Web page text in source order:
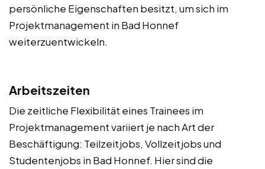
persönliche Eigenschaften besitzt, um sich im
Projektmanagement in Bad Honnef
weiterzuentwickeln.
Arbeitszeiten
Die zeitliche Flexibilität eines Trainees im
Projektmanagement variiert je nach Art der
Beschäftigung: Teilzeitjobs, Vollzeitjobs und
Studentenjobs in Bad Honnef. Hier sind die